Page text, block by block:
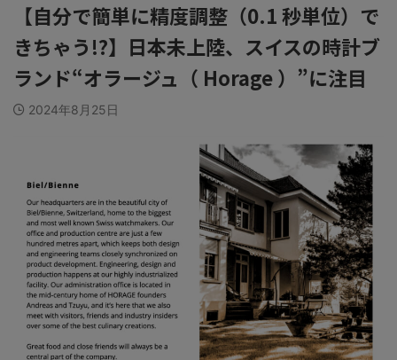
【自分で簡単に精度調整（0.1 秒単位）で
きちゃう!?】日本未上陸、スイスの時計ブ
ランド“オラージュ（ Horage ）”に注目
2024年8月25日